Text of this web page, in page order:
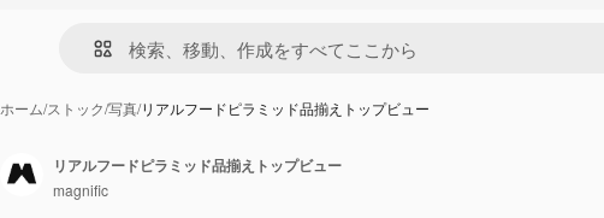
ホーム/ストック/写真/リアルフードピラミッド品揃えトップビュー
リアルフードピラミッド品揃えトップビュー
magnific